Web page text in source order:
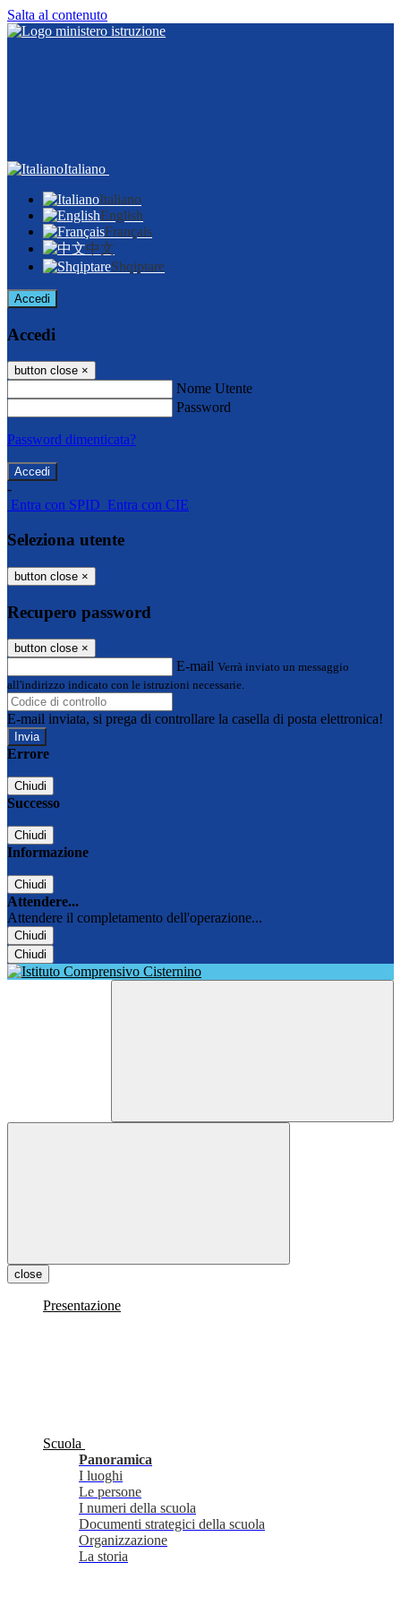
Salta al contenuto
Italiano
Italiano
English
Français
中文
Shqiptare
Accedi
Accedi
button close ×
Nome Utente
Password
Password dimenticata?
-
Entra con SPID Entra con CIE
Seleziona utente
button close ×
Recupero password
button close ×
E-mail Verrà inviato un messaggio
all'indirizzo indicato con le istruzioni necessarie.
E-mail inviata, si prega di controllare la casella di posta elettronica!
Errore
Chiudi
Successo
Chiudi
Informazione
Chiudi
Attendere...
Attendere il completamento dell'operazione...
Chiudi
Chiudi
close
Presentazione
Scuola
Panoramica
I luoghi
Le persone
I numeri della scuola
Documenti strategici della scuola
Organizzazione
La storia